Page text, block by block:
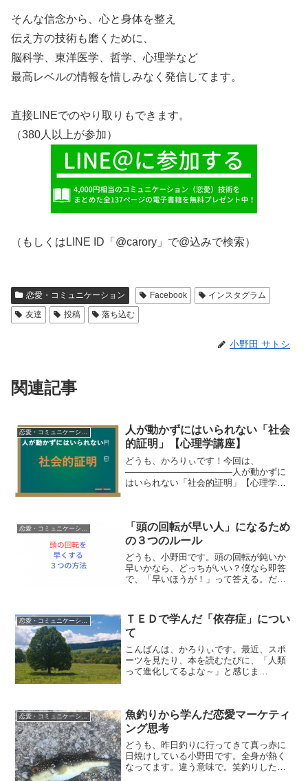
そんな信念から、心と身体を整え
伝え方の技術も磨くために、
脳科学、東洋医学、哲学、心理学など
最高レベルの情報を惜しみなく発信してます。
直接LINEでのやり取りもできます。
（380人以上が参加）
（もしくはLINE ID「@carory」で@込みで検索）
恋愛・コミュニケーション Facebook
インスタグラム
友達
投稿 落ち込む
小野田 サトシ
関連記事
人が動かずにはいられない「社会
的証明」【心理学講座】
どうも、かろりぃです！今回は、
――――――――――――人が動かずに
はいられない「社会的証明」【心理学講
愛などなど、かなり幅広く応用...
恋愛・コミュニケーション
「頭の回転が早い人」になるため
の３つのルール
どうも、小野田です。頭の回転が鈍いか
早いかなら、どっちがいい？僕なら即答
で、「早いほうが！」って答える。だっ
たら、シャンプーなんて一瞬ですよ。時
短of時短。右手も左手も...
ＴＥＤで学んだ「依存症」につい
て
こんばんは、かろりぃです。最近、スポ
ーツを見たり、本を読むたびに、「人類
って進化してるよな～」と感じま
トレーニング方法も、とにかく身...
恋愛・コミュニケーション
魚釣りから学んだ恋愛マーケティ
ング思考
どうも、昨日釣りに行ってきて真っ赤に
日焼けしている小野田です。全身が熱く
なってます。違う意味で。笑釣りしたの